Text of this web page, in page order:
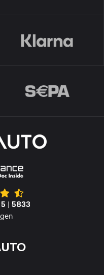
5 | 5833